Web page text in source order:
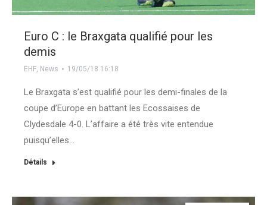
Euro C : le Braxgata qualifié pour les
demis
EHF News 19/05/18 16:18
Le Braxgata s’est qualifié pour les demi-finales de la
coupe d’Europe en battant les Ecossaises de
Clydesdale 4-0. L’affaire a été très vite entendue
puisqu’elles…
Détails